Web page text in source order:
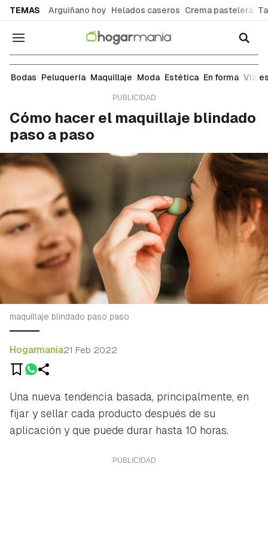
TEMAS Arguiñano hoy Helados caseros Crema pastelera
Navegación
Maquillaje
Bodas Peluquería Maquillaje Moda Estética En forma
Cómo hacer el maquillaje blindado
paso a paso
maquillaje blindado paso paso
Hogarmania21 Feb 2022
Una nueva tendencia basada, principalmente, en
fijar y sellar cada producto después de su
aplicación y que puede durar hasta 10 horas.